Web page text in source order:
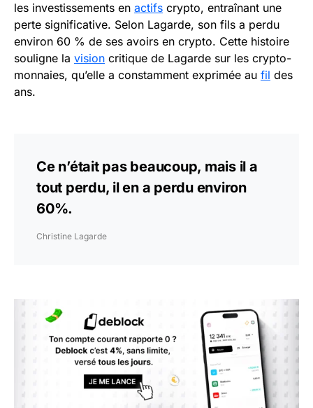
les investissements en actifs crypto, entraînant une
perte significative. Selon Lagarde, son fils a perdu
environ 60 % de ses avoirs en crypto. Cette histoire
souligne la vision critique de Lagarde sur les crypto-
monnaies, qu’elle a constamment exprimée au fil des
ans.
Ce n’était pas beaucoup, mais il a
tout perdu, il en a perdu environ
60%.
Christine Lagarde